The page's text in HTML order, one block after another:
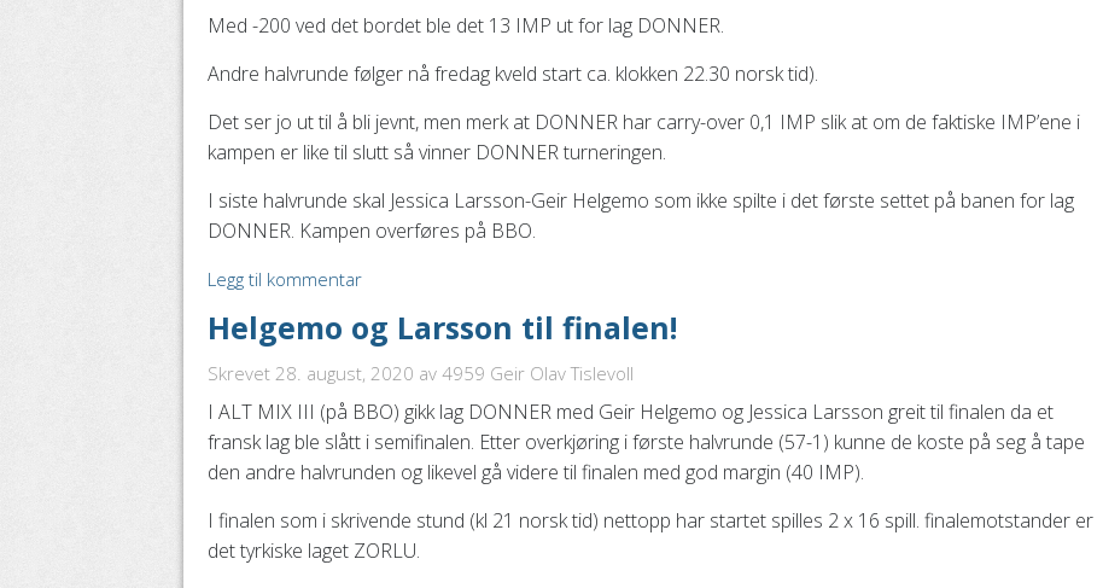
Med -200 ved det bordet ble det 13 IMP ut for lag DONNER.
Andre halvrunde følger nå fredag kveld start ca. klokken 22.30 norsk tid).
Det ser jo ut til å bli jevnt, men merk at DONNER har carry-over 0,1 IMP slik at om de faktiske IMP’ene i
kampen er like til slutt så vinner DONNER turneringen.
I siste halvrunde skal Jessica Larsson-Geir Helgemo som ikke spilte i det første settet på banen for lag
DONNER. Kampen overføres på BBO.
Legg til kommentar
Helgemo og Larsson til finalen!
Skrevet 28. august, 2020 av 4959 Geir Olav Tislevoll
I ALT MIX III (på BBO) gikk lag DONNER med Geir Helgemo og Jessica Larsson greit til finalen da et
fransk lag ble slått i semifinalen. Etter overkjøring i første halvrunde (57-1) kunne de koste på seg å tape
den andre halvrunden og likevel gå videre til finalen med god margin (40 IMP).
I finalen som i skrivende stund (kl 21 norsk tid) nettopp har startet spilles 2 x 16 spill. finalemotstander er
det tyrkiske laget ZORLU.